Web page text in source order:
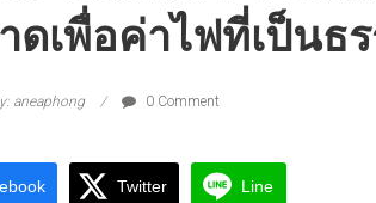
ดเพื่อค่าไฟที่เป็นธ
aneaphong 0 Comment
Twitter Line